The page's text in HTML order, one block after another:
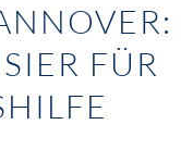
FÜR